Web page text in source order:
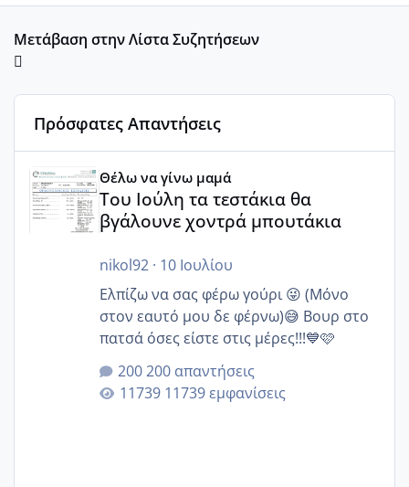
Μετάβαση στην Λίστα Συζητήσεων
Πρόσφατες Απαντήσεις
Θέλω να γίνω μαμά
Του Ιούλη τα τεστάκια θα
βγάλουνε χοντρά μπουτάκια
nikol92· 10 Ιουλίου
Ελπίζω να σας φέρω γούρι 😜 (Μόνο
στον εαυτό μου δε φέρνω)😅 Βουρ στο
πατσά όσες είστε στις μέρες!!!💙🩷
200 απαντήσεις
11739 εμφανίσεις